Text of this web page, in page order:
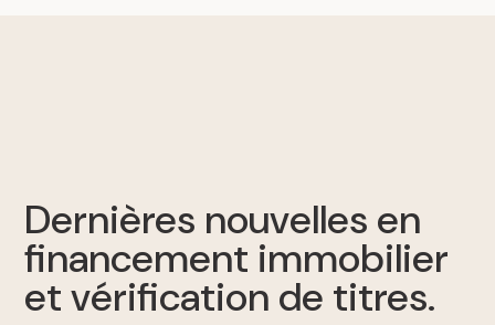
Dernières nouvelles en
financement immobilier
et vérification de titres.